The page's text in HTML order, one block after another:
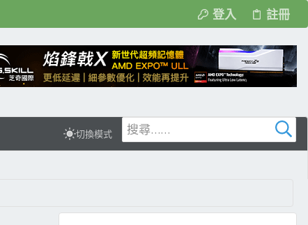
登入 註冊
切換模式